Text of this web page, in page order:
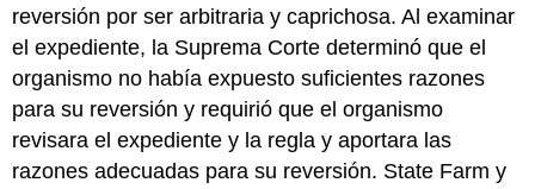
reversión por ser arbitraria y caprichosa. Al examinar
el expediente, la Suprema Corte determinó que el
organismo no había expuesto suficientes razones
para su reversión y requirió que el organismo
revisara el expediente y la regla y aportara las
razones adecuadas para su reversión. State Farm y